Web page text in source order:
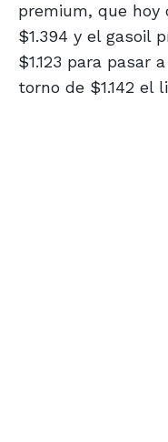
premium, que hoy
$1.394 y el gasoil
$1.123 para pasar
torno de $1.142 el